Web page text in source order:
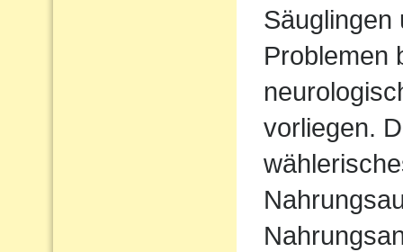
Säuglingen
Problemen
vorliegen.